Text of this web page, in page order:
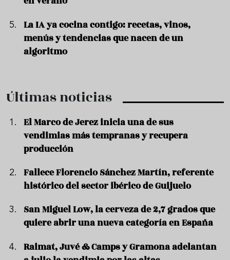
La IA ya cocina contigo: recetas, vinos,
menús y tendencias que nacen de un
algoritmo
Últimas noticias
El Marco de Jerez inicia una de sus
vendimias más tempranas y recupera
producción
Fallece Florencio Sánchez Martín, referente
histórico del sector ibérico de Guijuelo
San Miguel Low, la cerveza de 2,7 grados que
quiere abrir una nueva categoría en España
Raimat, Juvé & Camps y Gramona adelantan